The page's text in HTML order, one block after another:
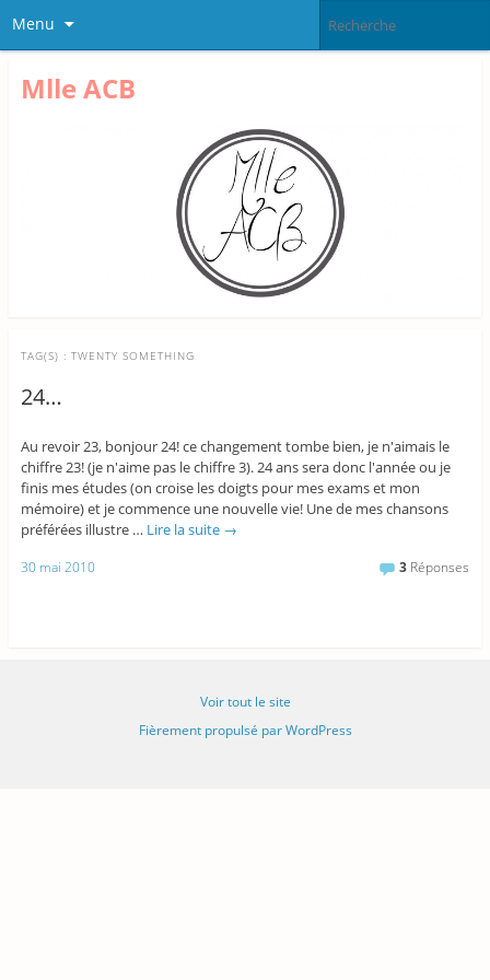
Menu
Mlle ACB
TAG(S) : TWENTY SOMETHING
24…
Au revoir 23, bonjour 24! ce changement tombe bien, je n'aimais le
chiffre 23! (je n'aime pas le chiffre 3). 24 ans sera donc l'année ou je
finis mes études (on croise les doigts pour mes exams et mon
mémoire) et je commence une nouvelle vie! Une de mes chansons
préférées illustre … Lire la suite →
30 mai 2010 3 Réponses
Voir tout le site
Fièrement propulsé par WordPress